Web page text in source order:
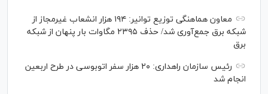
معاون هماهنگی توزیع توانیر: ۱۹۴ هزار انشعاب غیرمجاز از
شبکه برق جمع‌آوری شد/ حذف ۲۳۹۵ مگاوات بار پنهان از شبکه
برق
رئیس سازمان راهداری: ۲۰ هزار سفر اتوبوسی در طرح اربعین
انجام شد